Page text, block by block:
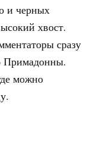
и черных
хвост.
сразу
Примадонны.
можно